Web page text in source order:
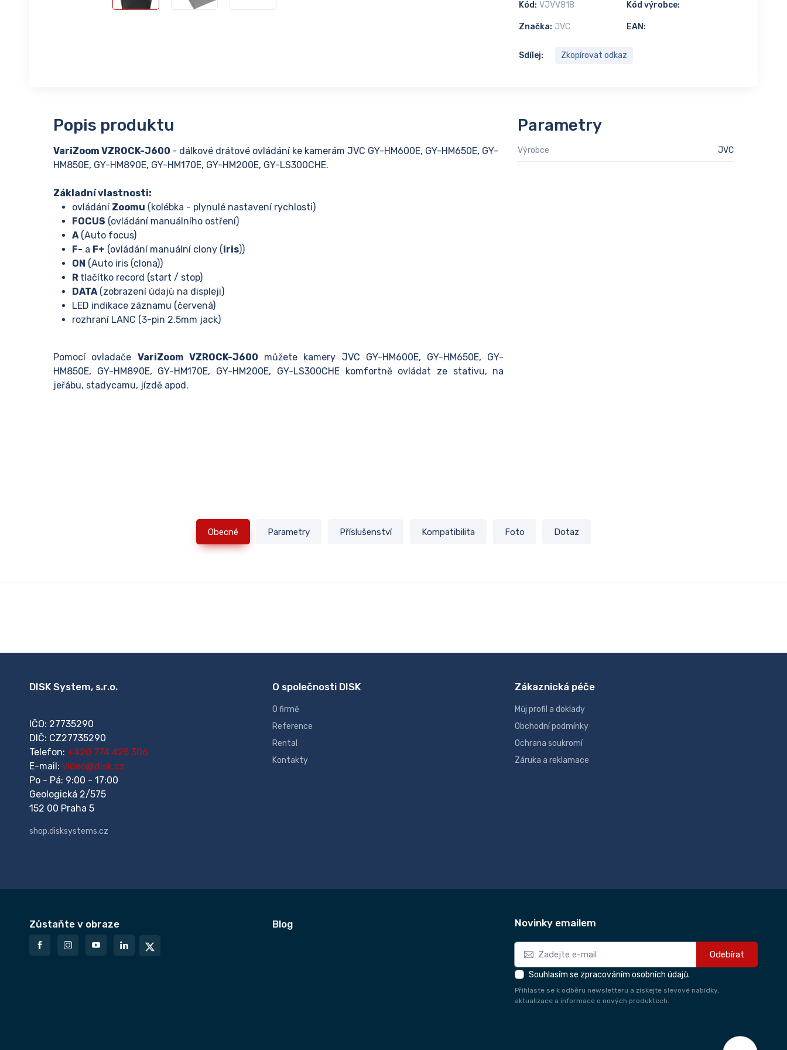
Kód: VJVV818 Kód výrobce:
EAN:
Značka: JVC
Sdílej: Zkopírovat odkaz
Popis produktu
VariZoom VZROCK-J600 - dálkové drátové ovládání ke kamerám JVC GY-HM600E, GY-HM650E, GY-
HM850E, GY-HM890E, GY-HM170E, GY-HM200E, GY-LS300CHE.
Základní vlastnosti:
ovládání Zoomu (kolébka - plynulé nastavení rychlosti)
FOCUS (ovládání manuálního ostření)
A(Auto focus)
F- a F+ (ovládání manuální clony (iris))
ON (Auto iris (clona))
R tlačítko record (start / stop)
DATA(zobrazení údajů na displeji)
LED indikace záznamu (červená)
rozhraní LANC (3-pin 2.5mm jack)
Pomocí ovladače VariZoom VZROCK-J600 můžete kamery JVC GY-HM600E, GY-HM650E, GY-
HM850E, GY-HM890E, GY-HM170E, GY-HM200E, GY-LS300CHE komfortně ovládat ze stativu, na
jeřábu, stadycamu, jízdě apod.
Parametry
Výrobce JVC
Obecné Parametry Příslušenství Kompatibilita Foto Dotaz
DISK System, s.r.o.
IČO: 27735290
DIČ: CZ27735290
Telefon: +420 774 425 306
E-mail: video@disk.cz
Po - Pá: 9:00 - 17:00
Geologická 2/575
152 00 Praha 5
shop.disksystems.cz
O společnosti DISK
O firmě
Reference
Rental
Kontakty
Zákaznická péče
Můj profil a doklady
Obchodní podmínky
Ochrana soukromí
Záruka a reklamace
Zůstaňte v obraze Blog Novinky emailem
Odebírat
Souhlasím se zpracováním osobních údajů.
Přihlaste se k odběru newsletteru a získejte slevové nabídky,
aktualizace a informace o nových produktech.